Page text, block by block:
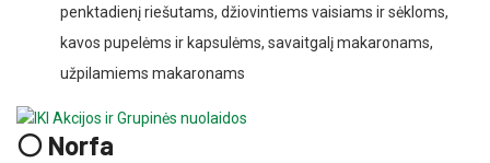
penktadienį riešutams, džiovintiems vaisiams ir sėkloms,
kavos pupelėms ir kapsulėms, savaitgalį makaronams,
užpilamiems makaronams
⚪ Norfa